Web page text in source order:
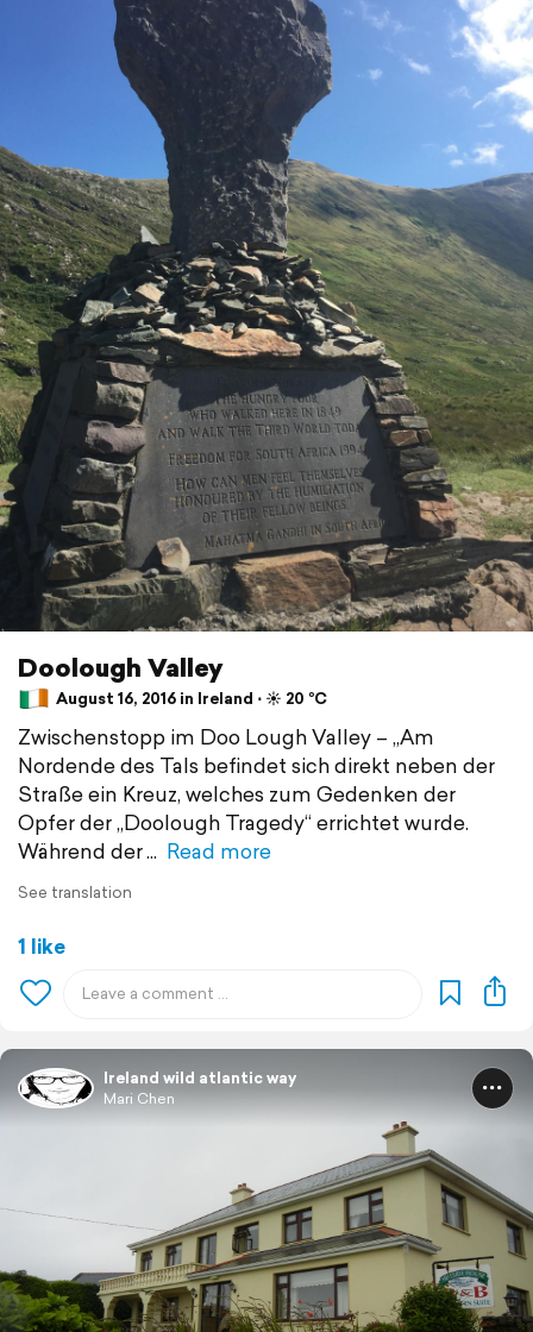
Doolough Valley
August 16, 2016 in Ireland ⋅ ☀️ 20 °C
Zwischenstopp im Doo Lough Valley – „Am
Nordende des Tals befindet sich direkt neben der
Straße ein Kreuz, welches zum Gedenken der
Opfer der „Doolough Tragedy“ errichtet wurde.
Während der
Read more
See translation
1 like
Ireland wild atlantic way
Mari Chen